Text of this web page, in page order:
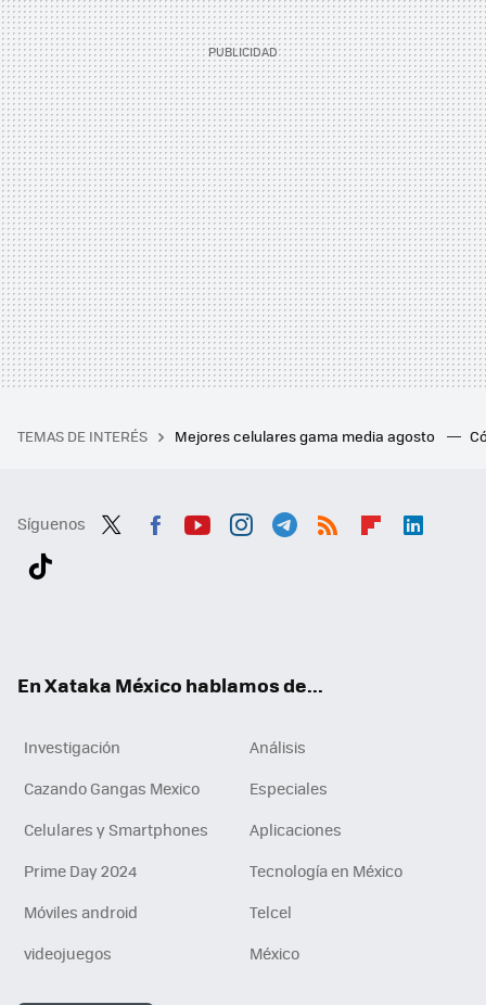
TEMAS DE INTERÉS Mejores celulares gama media agosto
Síguenos
En Xataka México hablamos de...
Investigación
Análisis
Cazando Gangas Mexico
Especiales
Celulares y Smartphones
Aplicaciones
Prime Day 2024
Tecnología en México
Móviles android
Telcel
videojuegos
México